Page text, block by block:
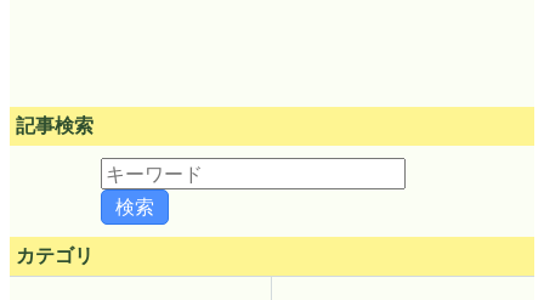
記事検索
カテゴリ